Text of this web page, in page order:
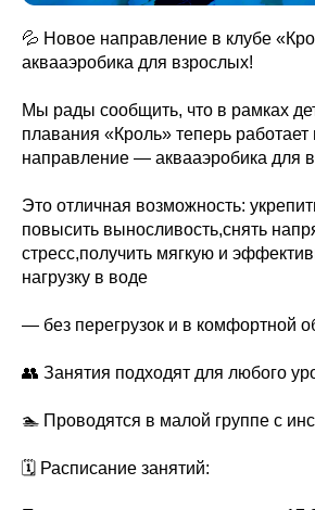
💦 Новое направление в клубе
аквааэробика для взрослых!
Мы рады сообщить, что в рамках
плавания «Кроль» теперь работает
направление — аквааэробика для
Это отличная возможность:
повысить выносливость,снять
стресс,получить мягкую и
нагрузку в воде
— без перегрузок и в комфортной
👥 Занятия подходят для любого
🏊 Проводятся в малой группе с
🗓 Расписание занятий: